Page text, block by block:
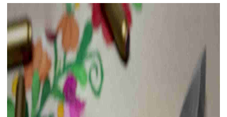
泛CG交流会
泛CG交流会
泛CG交流会
泛CG交流会
泛CG交流会
泛CG交流会
青云平台
教育优惠
青云平台
教育优惠
青云平台
教育优惠
青云平台
教育优惠
青云平台
教育优惠
青云平台
教育优惠
关于我们
下载动画客户端
效果图客户端
动画客户端
效果图客户端
动画客户端
效果图客户端
动画客户端
效果图客户端
动画客户端
效果图客户端
动画客户端
效果图客户端
帮助/教程
登录